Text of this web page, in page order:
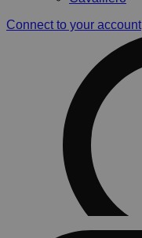
Connect to your account